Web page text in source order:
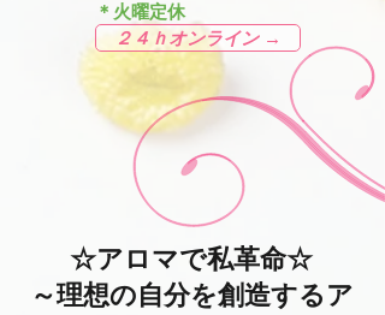
＊火曜定休
２４ｈオンライン →
☆アロマで私革命☆
～理想の自分を創造するア